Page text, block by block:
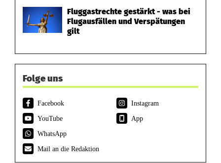
Fluggastrechte gestärkt - was bei
Flugausfällen und Verspätungen
gilt
Folge uns
Facebook
Instagram
YouTube
App
WhatsApp
Mail an die Redaktion